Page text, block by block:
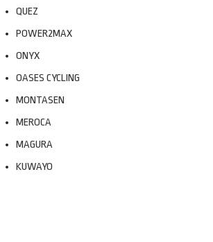
QUEZ
POWER2MAX
ONYX
OASES CYCLING
MONTASEN
MEROCA
MAGURA
KUWAYO